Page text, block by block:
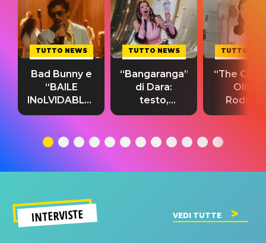
TUTTO NEWS
Bad Bunny e
“BAILE
INoLVIDABLE”:
testo,
significato
TUTTO NEWS
“Bangaranga”
di Dara:
testo,
traduzione e
del singolo
TUTTO
“The
Olivia
testo,
INTERVISTE VEDI TUTTE